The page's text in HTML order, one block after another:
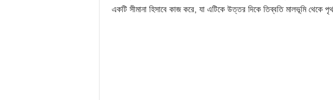
একটি সীমানা হিসাবে কাজ করে, যা এটিকে উত্তর দিকে তিব্বতি মালভূমি থেকে